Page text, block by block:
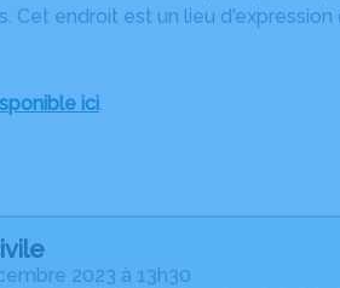
endroit est un lieu
ici.
2023 à 13h30